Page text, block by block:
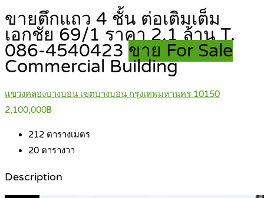
ขายตึกแถว 4 ชั้น ต่อเติมเต็ม
เอกชัย 69/1 ราคา 2.1 ล้าน T.
086-4540423 ขาย For Sale
Commercial Building
แขวงคลองบางบอน เขตบางบอน กรุงเทพมหานคร 10150
2,100,000฿
212 ตารางเมตร
20 ตารางวา
Description